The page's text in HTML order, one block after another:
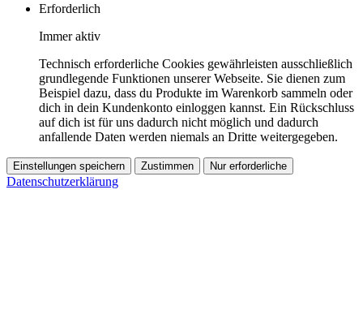
Erforderlich
Immer aktiv
Technisch erforderliche Cookies gewährleisten ausschließlich
grundlegende Funktionen unserer Webseite. Sie dienen zum
Beispiel dazu, dass du Produkte im Warenkorb sammeln oder
dich in dein Kundenkonto einloggen kannst. Ein Rückschluss
auf dich ist für uns dadurch nicht möglich und dadurch
anfallende Daten werden niemals an Dritte weitergegeben.
Einstellungen speichern Zustimmen Nur erforderliche
Datenschutzerklärung